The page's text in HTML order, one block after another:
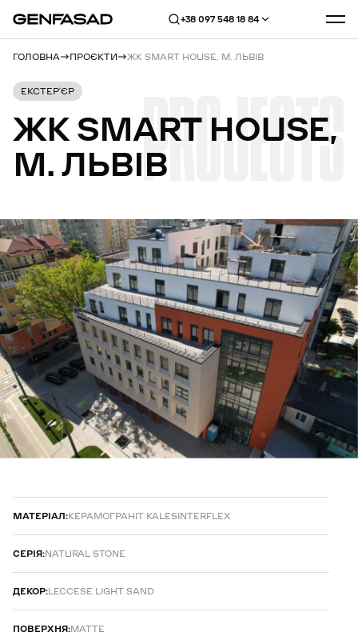
+38 097 548 18 84
ГОЛОВНА ПРОЄКТИ ЖК SMART HOUSE, М. ЛЬВІВ
ЕКСТЕР’ЄР
ЖКSMART HOUSE,
М.ЛЬВІВPROJECTS
МАТЕРІАЛ:КЕРАМОГРАНІТ KALESINTERFLEX
CЕРІЯ:NATURAL STONE
ДЕКОР:LECCESE LIGHT SAND
ПОВЕРХНЯ:MATTE